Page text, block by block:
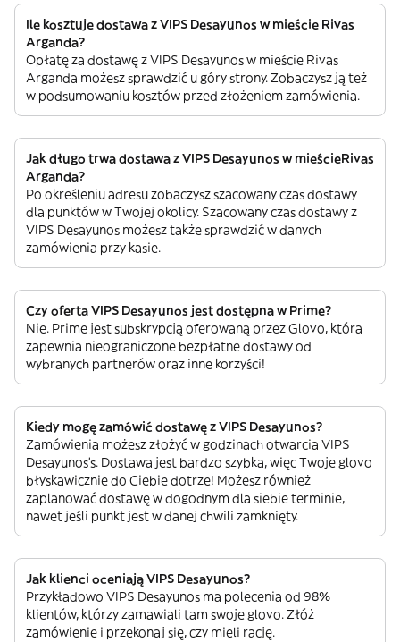
Ile kosztuje dostawa z VIPS Desayunos w mieście Rivas
Arganda?
Opłatę za dostawę z VIPS Desayunos w mieście Rivas
Arganda możesz sprawdzić u góry strony. Zobaczysz ją też
w podsumowaniu kosztów przed złożeniem zamówienia.
Jak długo trwa dostawa z VIPS Desayunos w mieścieRivas
Arganda?
Po określeniu adresu zobaczysz szacowany czas dostawy
dla punktów w Twojej okolicy. Szacowany czas dostawy z
VIPS Desayunos możesz także sprawdzić w danych
zamówienia przy kasie.
Czy oferta VIPS Desayunos jest dostępna w Prime?
Nie. Prime jest subskrypcją oferowaną przez Glovo, która
zapewnia nieograniczone bezpłatne dostawy od
wybranych partnerów oraz inne korzyści!
Kiedy mogę zamówić dostawę z VIPS Desayunos?
Zamówienia możesz złożyć w godzinach otwarcia VIPS
Desayunos’s. Dostawa jest bardzo szybka, więc Twoje glovo
błyskawicznie do Ciebie dotrze! Możesz również
zaplanować dostawę w dogodnym dla siebie terminie,
nawet jeśli punkt jest w danej chwili zamknięty.
Jak klienci oceniają VIPS Desayunos?
Przykładowo VIPS Desayunos ma polecenia od 98%
klientów, którzy zamawiali tam swoje glovo. Złóż
zamówienie i przekonaj się, czy mieli rację.